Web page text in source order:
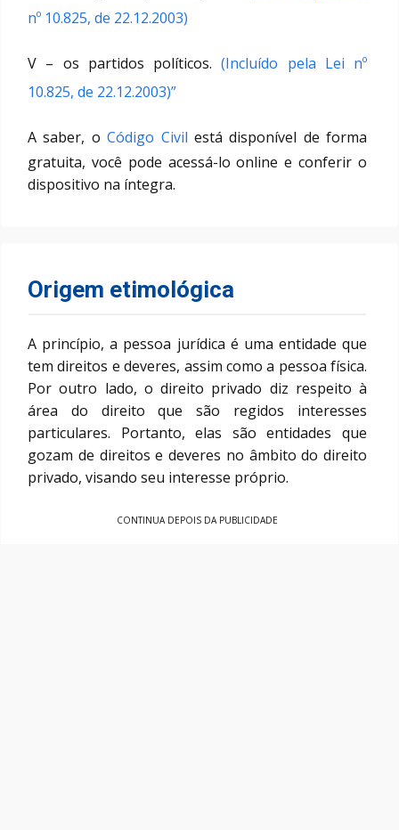
nº 10.825, de 22.12.2003)
V – os partidos políticos.(Incluído pela Lei nº
10.825, de 22.12.2003)”
A saber, oCódigo Civil está disponível de forma
gratuita, você pode acessá-lo online e conferir o
dispositivo na íntegra.
Origem etimológica
A princípio, a pessoa jurídica é uma entidade que
tem direitos e deveres, assim como a pessoa física.
Por outro lado, o direito privado diz respeito à
área do direito que são regidos interesses
particulares. Portanto, elas são entidades que
gozam de direitos e deveres no âmbito do direito
privado, visando seu interesse próprio.
CONTINUA DEPOIS DA PUBLICIDADE